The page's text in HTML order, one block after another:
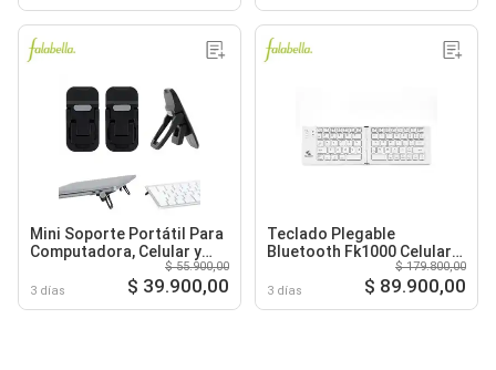
Mini Soporte Portátil Para
Computadora, Celular y
3 días
$ 55.900,00
$ 39.900,00
Teclado Plegable
Bluetooth Fk1000 Celular
3 días
$ 179.800,00
$ 89.900,00